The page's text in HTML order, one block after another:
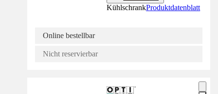
KühlschrankProduktdatenblatt
Online bestellbar
Nicht reservierbar